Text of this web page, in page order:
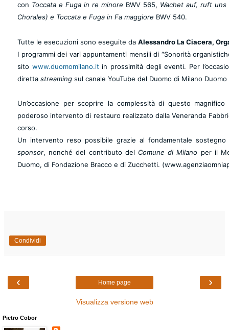
con Toccata e Fuga in re minore BWV 565, Wachet auf, ruft uns
Chorales) e Toccata e Fuga in Fa maggiore BWV 540.
Tutte le esecuzioni sono eseguite da Alessandro La Ciacera,
I programmi dei vari appuntamenti mensili di “Sonorità
sito www.duomomilano.itin prossimità degli eventi. Per
diretta streaming sul canale YouTube del Duomo di Milano Duomo
Un’occasione per scoprire la complessità di questo
poderoso intervento di restauro realizzato dalla Veneranda
corso.
Un intervento reso possibile grazie al fondamentale sostegno
sponsor, nonché del contributo del Comune di Milano per il
Duomo, di Fondazione Bracco e di Zucchetti.
Condividi
‹ ›
Home page
Visualizza versione web
Pietro Cobor